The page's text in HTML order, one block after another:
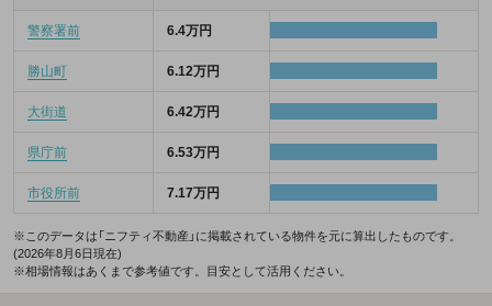
警察署前 6.4万円
勝山町 6.12万円
大街道 6.42万円
県庁前 6.53万円
市役所前 7.17万円
※このデータは「ニフティ不動産」に掲載されている物件を元に算出したものです。
(2026年8月6日現在)
※相場情報はあくまで参考値です。目安として活用ください。